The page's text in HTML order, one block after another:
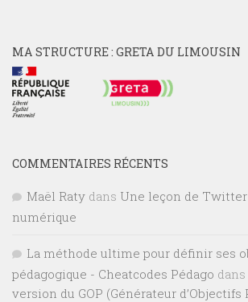
MA STRUCTURE : GRETA DU LIMOUSIN
COMMENTAIRES RÉCENTS
Maël Raty dans Une leçon de
numérique
La méthode ultime pour définir ses
pédagogique - Cheatcodes Pédago dans
version du GOP (Générateur d’Objectifs